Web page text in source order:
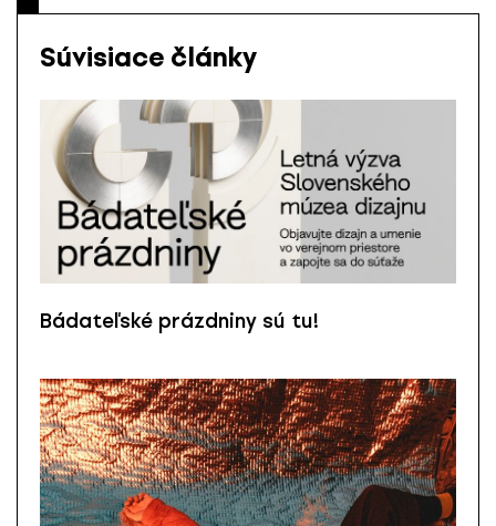
Súvisiace články
Bádateľské prázdniny sú tu!